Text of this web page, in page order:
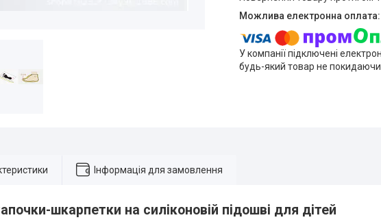
У компанії підключені
будь-який товар не покидаючи
Інформація для замовлення
шкарпетки на силіконовій підошві для дітей